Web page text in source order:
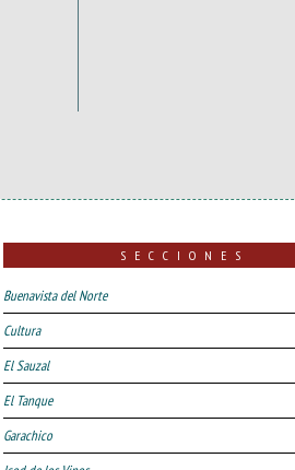
SECCIONES
Buenavista del Norte
Cultura
El Sauzal
El Tanque
Garachico